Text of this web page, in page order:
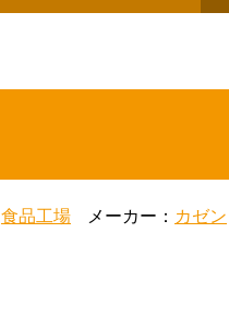
食品工場 メーカー： カゼン